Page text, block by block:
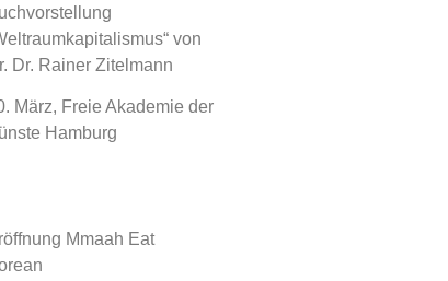
von
Dr. Rainer Zitelmann
März, Freie Akademie der
Hamburg
Mmaah Eat